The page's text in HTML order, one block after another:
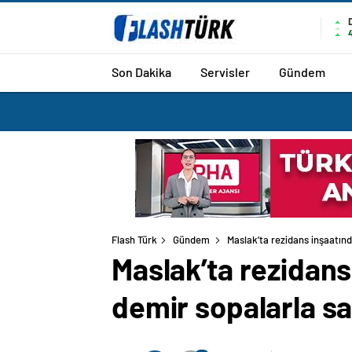
Son Dakika Servisler Gündem
Flash Türk Gündem Maslak’ta rezidans
Maslak’ta
demir sopalarla